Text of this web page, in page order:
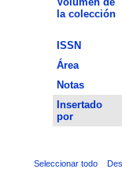
la colección
ISSN
Área
Notas
Insertado
por
Seleccionar todo